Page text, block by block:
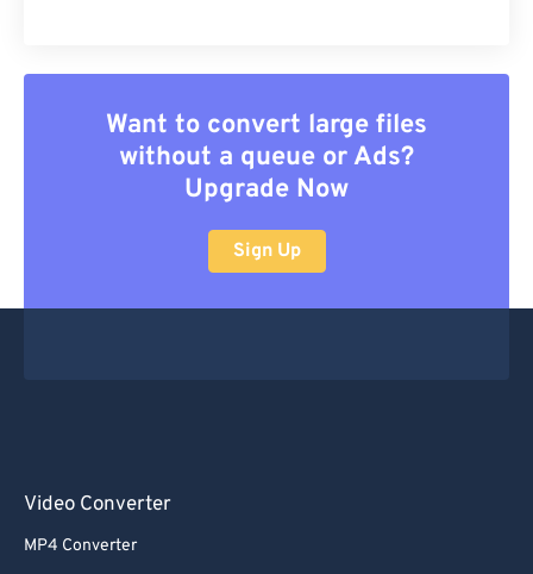
Want to convert large files
without a queue or Ads?
Upgrade Now
Sign Up
Video Converter
MP4 Converter